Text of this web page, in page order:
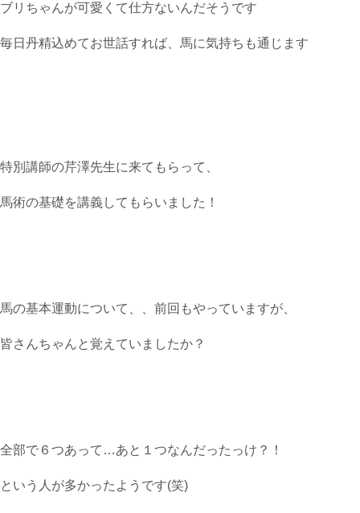
ブリちゃんが可愛くて仕方ないんだそうです
毎日丹精込めてお世話すれば、馬に気持ちも通じます
特別講師の芹澤先生に来てもらって、
馬術の基礎を講義してもらいました！
馬の基本運動について、、前回もやっていますが、
皆さんちゃんと覚えていましたか？
全部で６つあって…あと１つなんだったっけ？！
という人が多かったようです(笑)